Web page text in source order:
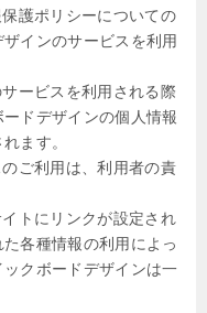
護ポリシーについての
インのサービスを利用
ービスを利用される際
ドデザインの個人情報
ます。
ご利用は、利用者の責
トにリンクが設定され
各種情報の利用によっ
クボードデザインは一